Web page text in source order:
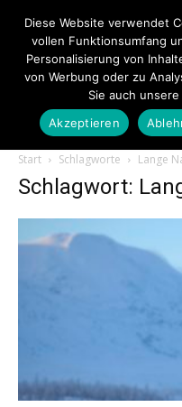
Start Schlagworte Lange
Schlagwort:
Diese Website verwendet
vollen Funktionsumfang
Personalisierung von
von Werbung oder zu
Sie auch
Akzeptieren